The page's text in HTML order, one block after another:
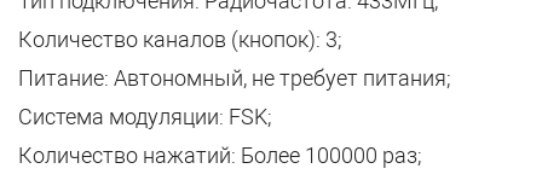
Количество каналов (кнопок): 3;
Питание: Автономный, не требует питания;
Система модуляции: FSK;
Количество нажатий: Более 100000 раз;